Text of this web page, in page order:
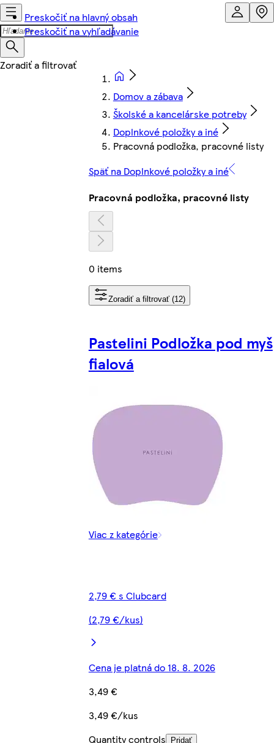
Preskočiť na hlavný obsah
Preskočiť na vyhľadávanie
Domov a zábava
Školské a kancelárske potreby
Doplnkové položky a iné
Pracovná podložka, pracovné listy
Späť na Doplnkové položky a iné
Pracovná podložka, pracovné listy
0 items
Zoradiť a filtrovať (12)
Pastelini Podložka pod myš
fialová
Viac z kategórie
2,79 € s Clubcard
(2,79 €/kus)
Cena je platná do 18. 8. 2026
3,49 €
3,49 €/kus
Quantity controls
Pridať